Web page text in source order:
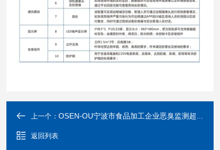
上一个：OSEN-OU宁波市食品加工企业恶臭监测超标预警系统
返回列表